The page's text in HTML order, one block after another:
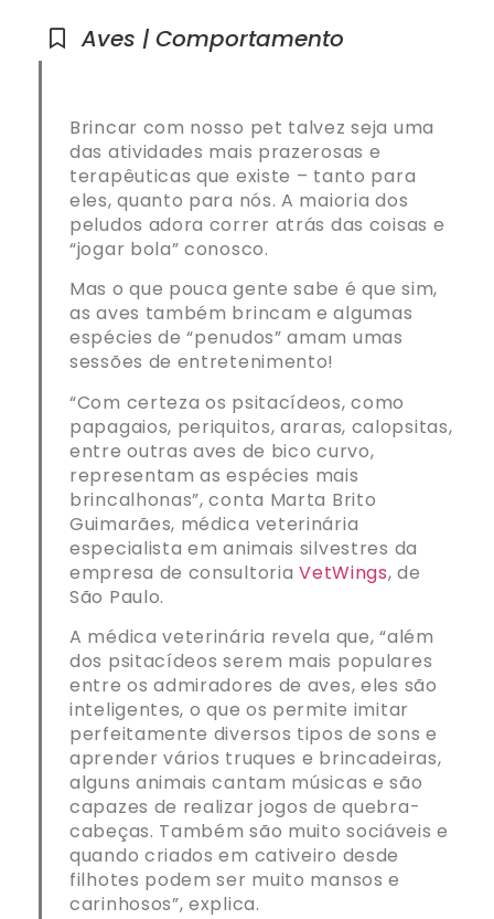
Aves | Comportamento
Brincar com nosso pet talvez seja uma
das atividades mais prazerosas e
terapêuticas que existe – tanto para
eles, quanto para nós. A maioria dos
peludos adora correr atrás das coisas e
“jogar bola” conosco.
Mas o que pouca gente sabe é que sim,
as aves também brincam e algumas
espécies de “penudos” amam umas
sessões de entretenimento!
“Com certeza os psitacídeos, como
papagaios, periquitos, araras, calopsitas,
entre outras aves de bico curvo,
representam as espécies mais
brincalhonas”, conta Marta Brito
Guimarães, médica veterinária
especialista em animais silvestres da
empresa de consultoriaVetWings, de
São Paulo.
A médica veterinária revela que, “além
dos psitacídeos serem mais populares
entre os admiradores de aves, eles são
inteligentes, o que os permite imitar
perfeitamente diversos tipos de sons e
aprender vários truques e brincadeiras,
alguns animais cantam músicas e são
capazes de realizar jogos de quebra-
cabeças. Também são muito sociáveis e
quando criados em cativeiro desde
filhotes podem ser muito mansos e
carinhosos”, explica.